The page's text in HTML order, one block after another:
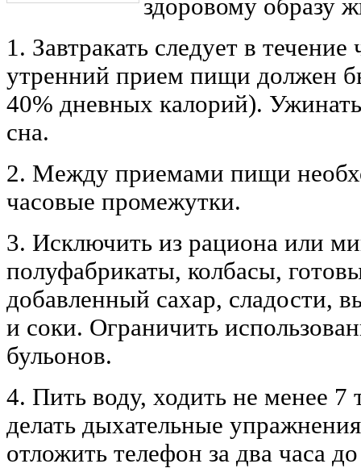
здоровому образу
1. Завтракать следует в
утренний прием пищи должен
40% дневных калорий).
сна.
2. Между приемами пищи
часовые промежутки.
3. Исключить из рациона или
полуфабрикаты, колбасы,
добавленный сахар, сладости,
и соки. Ограничить
бульонов.
4. Пить воду, ходить не менее 7
делать дыхательные
отложить телефон за два часа